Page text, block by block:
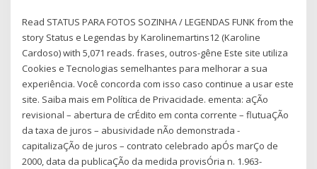
Read STATUS PARA FOTOS SOZINHA / LEGENDAS FUNK from the
story Status e Legendas by Karolinemartins12 (Karoline
Cardoso) with 5,071 reads. frases, outros-gêne Este site utiliza
Cookies e Tecnologias semelhantes para melhorar a sua
experiência. Você concorda com isso caso continue a usar este
site. Saiba mais em Política de Privacidade. ementa: aÇÃo
revisional – abertura de crÉdito em conta corrente – flutuaÇÃo
da taxa de juros – abusividade nÃo demonstrada -
capitalizaÇÃo de juros – contrato celebrado apÓs marÇo de
2000, data da publicaÇÃo da medida provisÓria n. 1.963-